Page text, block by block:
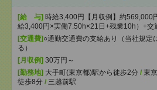
[給 与] 時給3,400円【月収例】約569,000
給3,400円×実働7.50h×21日+残業10h）+交
[交通費]○通勤交通費の支給あり（当社規定
る）
[月収例] 30万円～
[勤務地] 大手町(東京都)駅から徒歩2分 / 東
徒歩8分 / 三越前駅